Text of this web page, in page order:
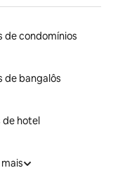
de condomínios
de bangalôs
hotel